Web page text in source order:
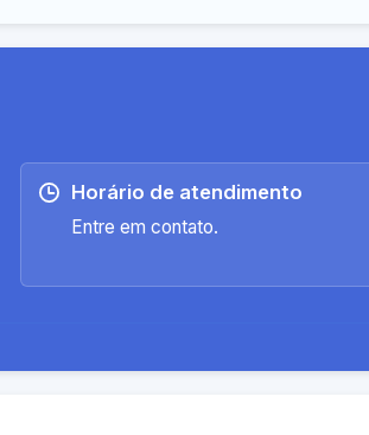
Horário de atendimento
Entre em contato.